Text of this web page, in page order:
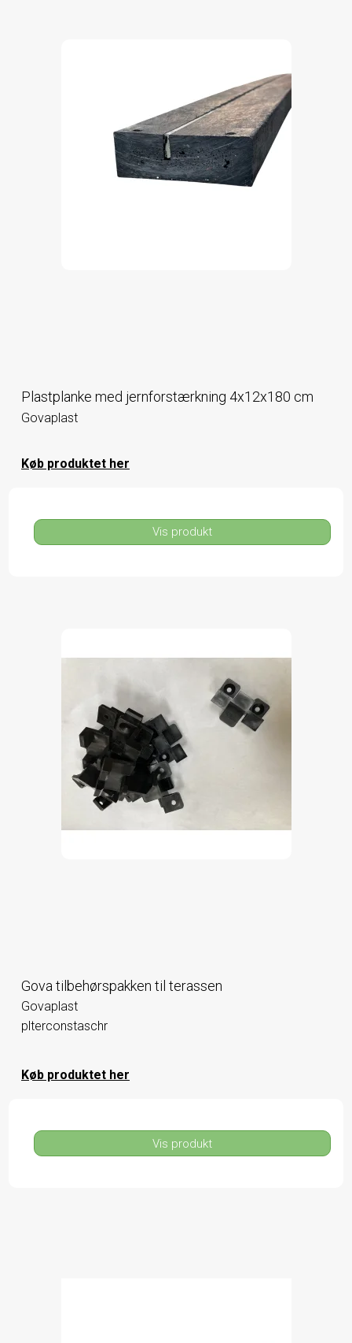
Plastplanke med jernforstærkning 4x12x180 cm
Govaplast
Køb produktet her
Vis produkt
Gova tilbehørspakken til terassen
Govaplast
plterconstaschr
Køb produktet her
Vis produkt